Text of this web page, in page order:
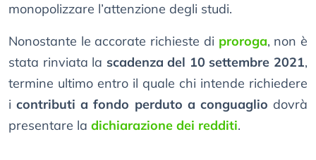
monopolizzare l’attenzione degli studi.
Nonostante le accorate richieste di proroga, non è
stata rinviata la scadenza del 10 settembre 2021,
termine ultimo entro il quale chi intende richiedere
icontributi a fondo perduto a conguaglio dovrà
presentare la dichiarazione dei redditi.